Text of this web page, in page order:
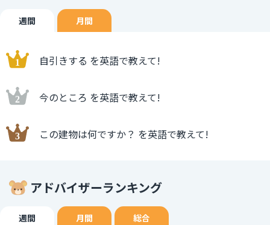
週間 月間
自引きする を英語で教えて!
今のところ を英語で教えて!
この建物は何ですか？ を英語で教えて!
アドバイザーランキング
週間 月間 総合